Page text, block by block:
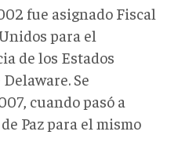
fue asignado Fiscal
para el
de los Estados
Se
cuando pasó a
Paz para el mismo